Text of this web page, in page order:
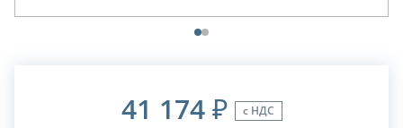
41 174₽ с НДС